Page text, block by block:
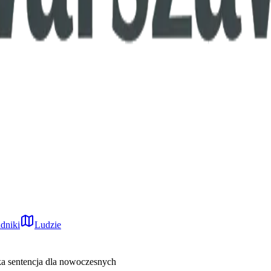
Ludzie
sentencja dla nowoczesnych